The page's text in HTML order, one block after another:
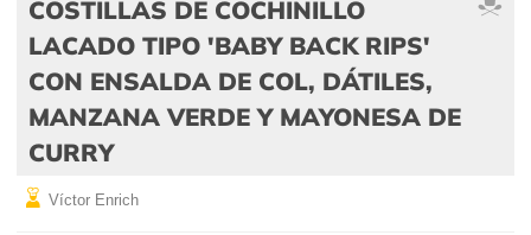
COSTILLAS DE COCHINILLO
LACADO TIPO 'BABY BACK RIPS'
CON ENSALDA DE COL, DÁTILES,
MANZANA VERDE Y MAYONESA DE
CURRY
Víctor Enrich